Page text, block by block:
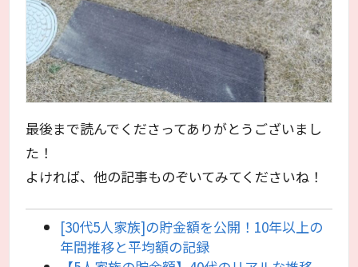
最後まで読んでくださってありがとうございまし
た！
よければ、他の記事ものぞいてみてくださいね！
[30代5人家族]の貯金額を公開！10年以上の
年間推移と平均額の記録